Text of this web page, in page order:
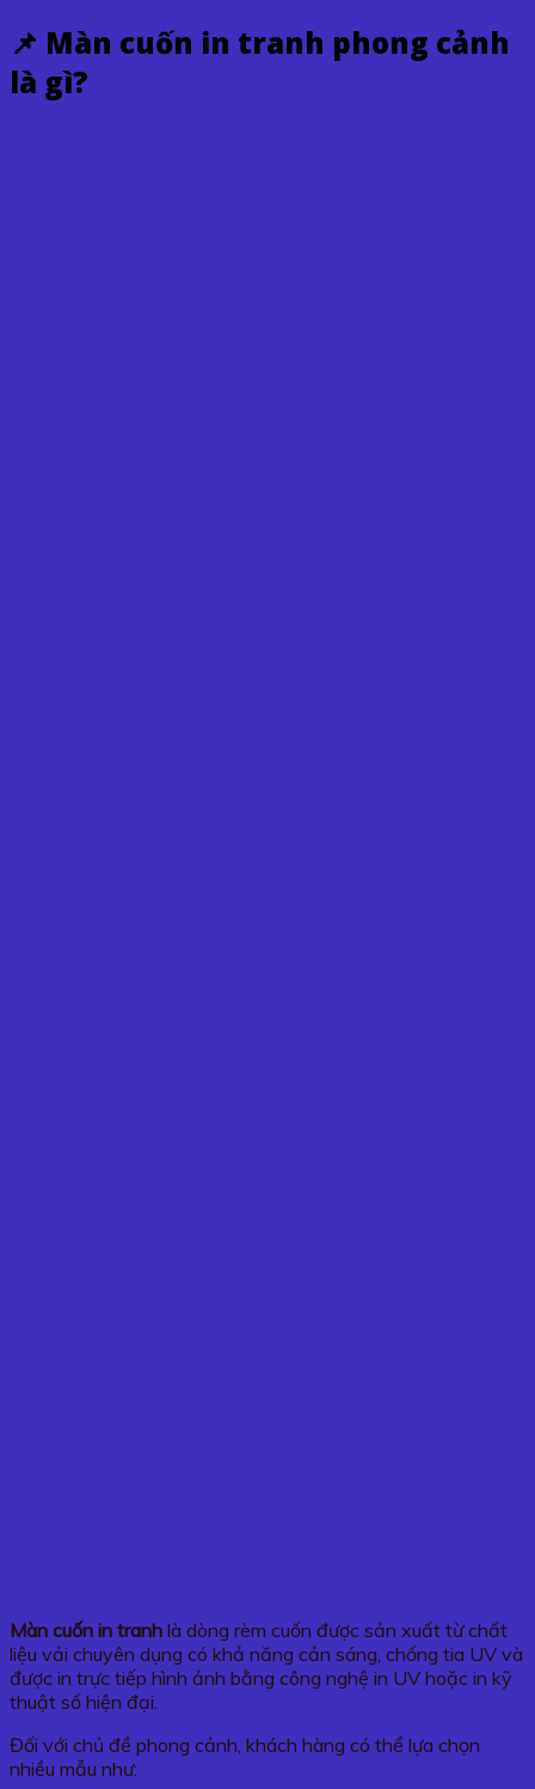
📌 Màn cuốn in tranh phong cảnh
là gì?
Màn cuốn in tranh là dòng rèm cuốn được sản xuất từ chất
liệu vải chuyên dụng có khả năng cản sáng, chống tia UV và
được in trực tiếp hình ảnh bằng công nghệ in UV hoặc in kỹ
thuật số hiện đại.
Đối với chủ đề phong cảnh, khách hàng có thể lựa chọn
nhiều mẫu như: